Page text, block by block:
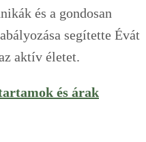
és a gondosan
segítette Évát
aktív életet.
és árak